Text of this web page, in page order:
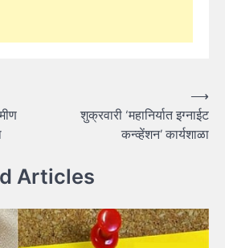
शुक्रवारी ‘महानिर्यात इग्नाईट
कन्व्हेंशन’ कार्यशाळा
⟶
Articles